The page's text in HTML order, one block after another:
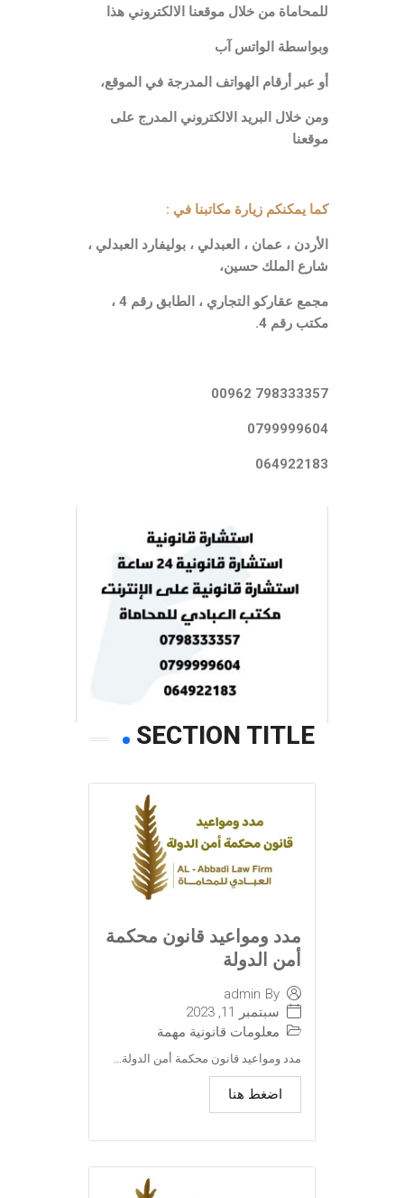
للمحاماة من خلال موقعنا الالكتروني هذا
وبواسطة الواتس آب
أو عبر أرقام الهواتف المدرجة في الموقع،
ومن خلال البريد الالكتروني المدرج على
موقعنا
كما يمكنكم زيارة مكاتبنا في :
الأردن ، عمان ، العبدلي ، بوليفارد العبدلي ،
شارع الملك حسين،
مجمع عقاركو التجاري ، الطابق رقم 4 ،
مكتب رقم 4.
798333357 00962
0799999604
064922183
SECTION TITLE
مدد ومواعيد قانون محكمة
أمن الدولة
By
admin
سبتمبر 11, 2023
معلومات قانونية مهمة
مدد ومواعيد قانون محكمة أمن الدولة...
اضغط هنا